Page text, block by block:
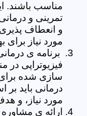
مناسب باشند.
تمرینی و
و انعطاف
مورد نیاز
برنامه ی
فیزیوتراپی در
سازی شده برای
درمانی باید
مورد نیاز، و
ارائه ی مشاوره